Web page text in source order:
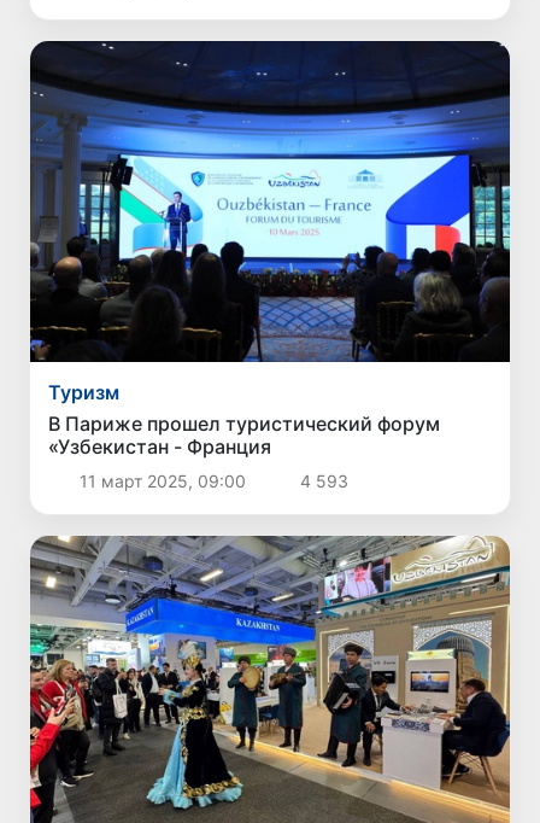
Туризм
В Париже прошел туристический форум
«Узбекистан - Франция
11 март 2025, 09:00 4 593